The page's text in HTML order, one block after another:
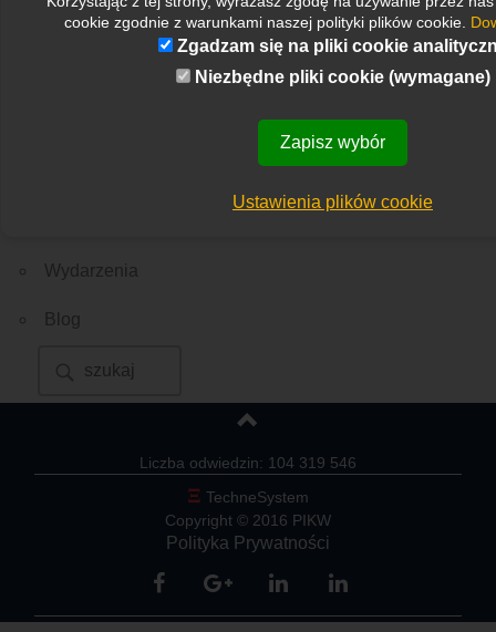
Edukacja
Doradztwo i narzędzia
Wydarzenia
Blog
Liczba odwiedzin: 104 319 546
Ξ TechneSystem
Copyright © 2016 PIKW
Polityka Prywatności
cookie zgodnie z warunkami naszej polityki plików cookie.
Zgadzam się na pliki cookie
Niezbędne pliki cookie (wymagane)
Zapisz wybór
Ustawienia plików cookie